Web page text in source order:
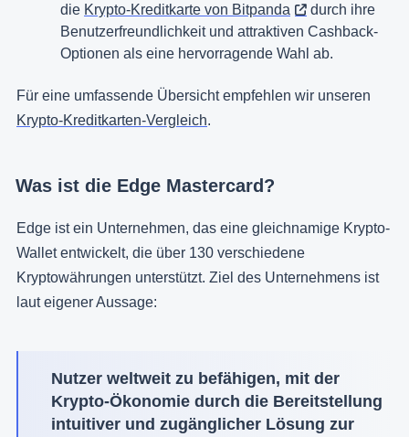
die Krypto-Kreditkarte von Bitpanda
durch ihre
Benutzerfreundlichkeit und attraktiven Cashback-
Optionen als eine hervorragende Wahl ab.
Für eine umfassende Übersicht empfehlen wir unseren
Krypto-Kreditkarten-Vergleich.
Was ist die Edge Mastercard?
Edge ist ein Unternehmen, das eine gleichnamige Krypto-
Wallet entwickelt, die über 130 verschiedene
Kryptowährungen unterstützt. Ziel des Unternehmens ist
laut eigener Aussage:
Nutzer weltweit zu befähigen, mit der
Krypto-Ökonomie durch die Bereitstellung
intuitiver und zugänglicher Lösung zur